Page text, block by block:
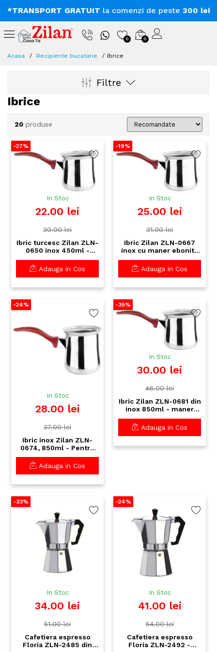
*TRANSPORT GRATUIT la comenzi de peste 300 lei
0 0
Acasa Recipiente bucatarie Ibrice
Filtre
Ibrice
20 produse
-27%
In Stoc
22.00 lei
30.00 lei
Ibric turcesc Zilan ZLN-
0650 inox 450ml -
premium
Adauga in Cos
-19%
In Stoc
25.00 lei
31.00 lei
Ibric Zilan ZLN-0667
inox cu maner ebonita
turceasca premium
Adauga in Cos
-24%
In Stoc
28.00 lei
37.00 lei
Ibric inox Zilan ZLN-
0674, 850ml - Pentru
ceai si cafea perfecte
Adauga in Cos
-35%
In Stoc
30.00 lei
46.00 lei
Ibric Zilan ZLN-0681 din
inox 850ml - maner
7
Adauga in Cos
-33%
In Stoc
34.00 lei
51.00 lei
Cafetiera espresso
Floria ZLN-2485 din
-24%
In Stoc
41.00 lei
54.00 lei
Cafetiera espresso
Floria ZLN-2492 -